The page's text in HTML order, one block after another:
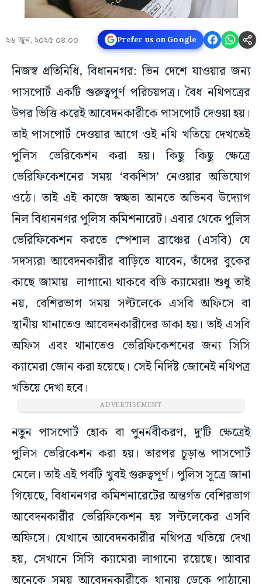
২৬ জুন, ২০২৫ ০৪:০০ Prefer us on Google
নিজস্ব প্রতিনিধি, বিধাননগর: ভিন দেশে যাওয়ার জন্য
পাসপোর্ট একটি গুরুত্বপূর্ণ পরিচয়পত্র। বৈধ নথিপত্রের
উপর ভিত্তি করেই আবেদনকারীকে পাসপোর্ট দেওয়া হয়।
তাই পাসপোর্ট দেওয়ার আগে ওই নথি খতিয়ে দেখতেই
পুলিস ভেরিকেশন করা হয়। কিছু কিছু ক্ষেত্রে
ভেরিফিকেশনের সময় ‘বকশিস’ নেওয়ার অভিযোগ
ওঠে। তাই এই কাজে স্বচ্ছতা আনতে অভিনব উদ্যোগ
নিল বিধাননগর পুলিস কমিশনারেট। এবার থেকে পুলিস
ভেরিফিকেশন করতে স্পেশাল ব্রাঞ্চের (এসবি) যে
সদস্যরা আবেদনকারীর বাড়িতে যাবেন, তাঁদের বুকের
কাছে জামায় লাগানো থাকবে বডি ক্যামেরা! শুধু তাই
নয়, বেশিরভাগ সময় সল্টলেকে এসবি অফিসে বা
স্থানীয় থানাতেও আবেদনকারীদের ডাকা হয়। তা‌ই এসবি
অফিস এবং থানাতেও ভেরিফিকেশনের জন্য সিসি
ক্যামেরা জোন করা হয়েছে। সেই নির্দিষ্ট জোনেই নথিপত্র
খতিয়ে দেখা হবে।
ADVERTISEMENT
নতুন পাসপোর্ট হোক বা পুনর্নবীকরণ, দু’টি ক্ষেত্রেই
পুলিস ভেরিকেশন করা হয়। তারপর চূড়ান্ত পাসপোর্ট
মেলে। তাই এই পর্বটি খুবই গুরুত্বপূর্ণ। পুলিস সূত্রে জানা
গিয়েছে, বিধাননগর কমিশনারেটের অন্তর্গত বেশিরভাগ
আবেদনকারীর ভেরিফিকেশন হয় সল্টলেকের এসবি
অফিসে। যেখানে আবেদনকারীর নথিপত্র খতিয়ে দেখা
হয়, সেখানে সিসি ক্যামেরা লাগানো রয়েছে। আবার